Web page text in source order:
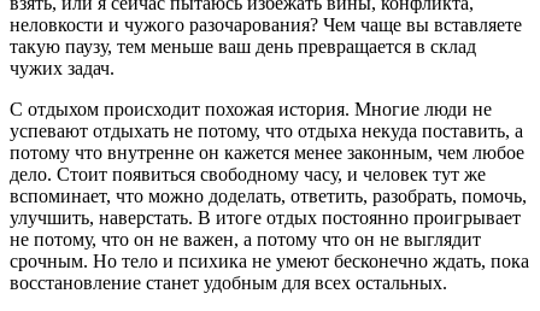
неловкости и чужого разочарования? Чем чаще вы вставляете
такую паузу, тем меньше ваш день превращается в склад
чужих задач.
С отдыхом происходит похожая история. Многие люди не
успевают отдыхать не потому, что отдыха некуда поставить, а
потому что внутренне он кажется менее законным, чем любое
дело. Стоит появиться свободному часу, и человек тут же
вспоминает, что можно доделать, ответить, разобрать, помочь,
улучшить, наверстать. В итоге отдых постоянно проигрывает
не потому, что он не важен, а потому что он не выглядит
срочным. Но тело и психика не умеют бесконечно ждать, пока
восстановление станет удобным для всех остальных.